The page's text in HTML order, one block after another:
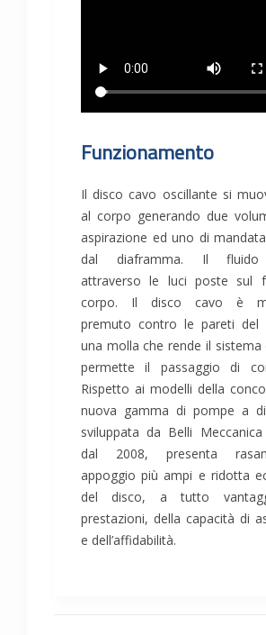
Funzionamento
Il disco cavo oscillante si
al corpo generando due
aspirazione ed uno di
dal diaframma. Il fluido
attraverso le luci poste sul
corpo. Il disco cavo è
premuto contro le pareti del
una molla che rende il sistema
permette il passaggio di
Rispetto ai modelli della
nuova gamma di pompe a
sviluppata da Belli
dal 2008, presenta
appoggio più ampi e ridotta
del disco, a tutto
prestazioni, della capacità di
e dell’affidabilità.